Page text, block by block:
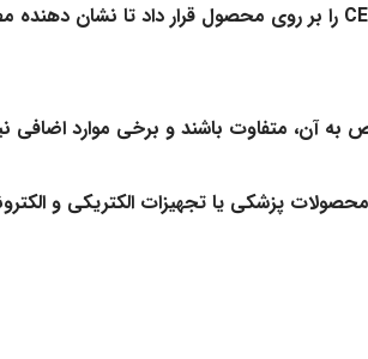
CE را بر روی محصول قرار داد تا نشان دهنده
آن، متفاوت باشند و برخی موارد اضافی
پزشکی یا تجهیزات الکتریکی و